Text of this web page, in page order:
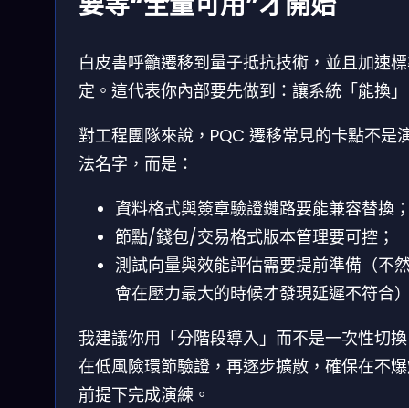
白皮書呼籲遷移到量子抵抗技術，並且加速
定。這代表你內部要先做到：讓系統「能換
對工程團隊來說，PQC 遷移常見的卡點不是
法名字，而是：
資料格式與簽章驗證鏈路要能兼容替換
節點/錢包/交易格式版本管理要可控；
測試向量與效能評估需要提前準備（不
會在壓力最大的時候才發現延遲不符合
我建議你用「分階段導入」而不是一次性切
在低風險環節驗證，再逐步擴散，確保在不
前提下完成演練。